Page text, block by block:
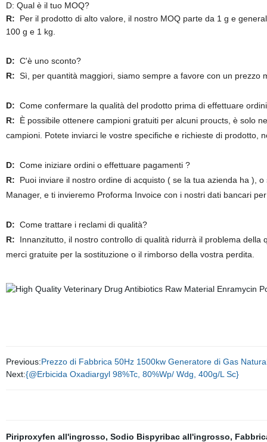
D: Qual è il tuo MOQ?
R:
Per il prodotto di alto valore, il nostro MOQ parte da 1 g e
100 g e 1 kg.
D: C'è uno sconto?
R: Sì, per quantità maggiori, siamo sempre a favore con un prezzo
D: Come confermare la qualità del prodotto prima di effettuare
R:
È possibile ottenere campioni gratuiti per alcuni proucts, è solo
campioni. Potete inviarci le vostre specifiche e richieste di prodotto,
D: Come iniziare ordini o effettuare pagamenti ?
R:
Puoi inviare il nostro ordine di acquisto ( se la tua azienda ha ),
Manager, e ti invieremo Proforma Invoice con i nostri dati bancari
D: Come trattare i reclami di qualità?
R:
Innanzitutto, il nostro controllo di qualità ridurrà il problema
merci gratuite per la sostituzione o il rimborso della vostra perdita.
Previous:Prezzo di Fabbrica 50Hz 1500kw Generatore di Gas
Next:{@Erbicida Oxadiargyl 98%Tc, 80%Wp/ Wdg, 400g/L Sc}
Piriproxyfen all'ingrosso, Sodio Bispyribac all'ingrosso,